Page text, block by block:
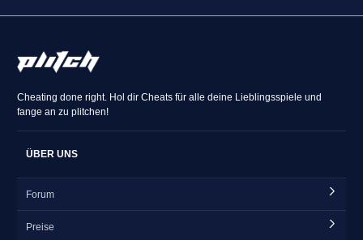
Cheating done right. Hol dir Cheats für alle deine Lieblingsspiele und
fange an zu plitchen!
ÜBER UNS
Forum
Preise